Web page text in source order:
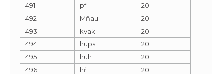
491
pf
20
492
Mňau
20
493
kvak
20
494
hups
20
495
huh
20
496
hŕ
20